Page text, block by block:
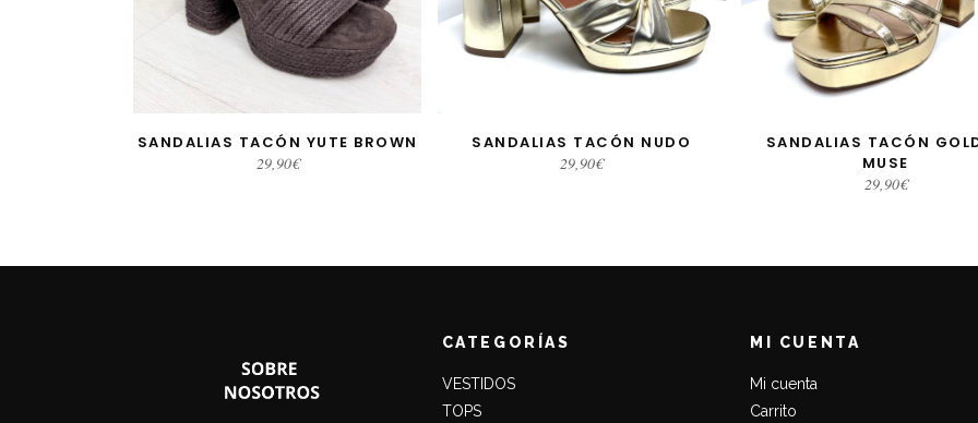
SELECCIONAR OPCIONES
SANDALIAS TACÓN YUTE BROWN
29,90€
SELECCIONAR OPCIONES
SANDALIAS TACÓN NUDO
29,90€
SELECCIONAR
SANDALIAS TACÓN
MUSE
29,90€
CATEGORÍAS
VESTIDOS
TOPS
MI CUENTA
Mi cuenta
Carrito